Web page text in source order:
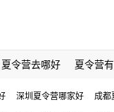
夏令营去哪好 夏令营
深圳夏令营哪家好 成都